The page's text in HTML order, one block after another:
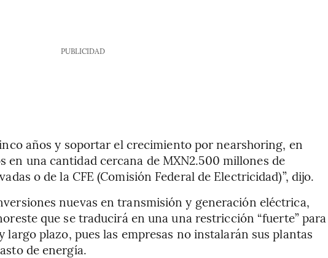
PUBLICIDAD
años y soportar el crecimiento por nearshoring, en
en una cantidad cercana de MXN2.500 millones de
o de la CFE (Comisión Federal de Electricidad)”, dijo.
nuevas en transmisión y generación eléctrica,
que se traducirá en una una restricción “fuerte” para
plazo, pues las empresas no instalarán sus plantas
de energía.